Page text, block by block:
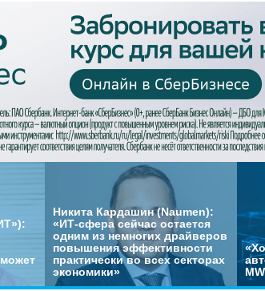
Никита Кардашин (Naumen):
«ИТ-сфера сейчас остается
одним из немногих драйверов
повышения эффективности
практически во всех секторах
экономики»